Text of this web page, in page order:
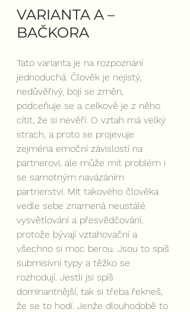
VARIANTA A –
BAČKORA
Tato varianta je na rozpoznání
jednoduchá. Člověk je nejistý,
nedůvěřivý, bojí se změn,
podceňuje se a celkově je z něho
cítit, že si nevěří. O vztah má velký
strach, a proto se projevuje
zejména emoční závislostí na
partnerovi, ale může mít problém i
se samotným navázáním
partnerství. Mít takového člověka
vedle sebe znamená neustálé
vysvětlování a přesvědčování,
protože bývají vztahovační a
všechno si moc berou. Jsou to spíš
submisivní typy a těžko se
rozhodují. Jestli jsi spíš
dominantnější, tak si třeba řekneš,
že se to hodí. Jenže dlouhodobě to